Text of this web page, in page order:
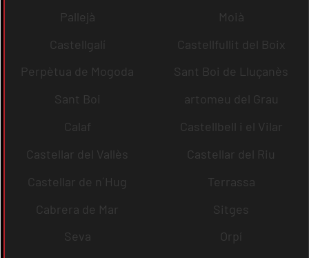
Pallejà
Moià
Castellgalí
Castellfullit del Boix
Perpètua de Mogoda
Sant Boi de Lluçanès
Sant Boi
artomeu del Grau
Calaf
Castellbell i el Vilar
Castellar del Vallès
Castellar del Riu
Castellar de n´Hug
Terrassa
Cabrera de Mar
Sitges
Seva
Orpí